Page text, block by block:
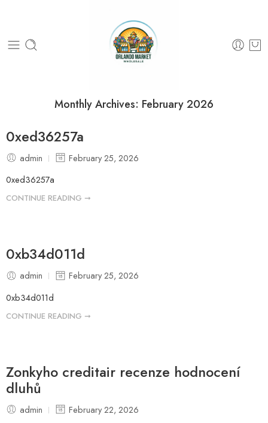
Monthly Archives: February 2026
0xed36257a
admin
February 25, 2026
0xed36257a
CONTINUE READING ➞
0xb34d011d
admin
February 25, 2026
0xb34d011d
CONTINUE READING ➞
Zonkyho creditair recenze hodnocení
dluhů
admin
February 22, 2026